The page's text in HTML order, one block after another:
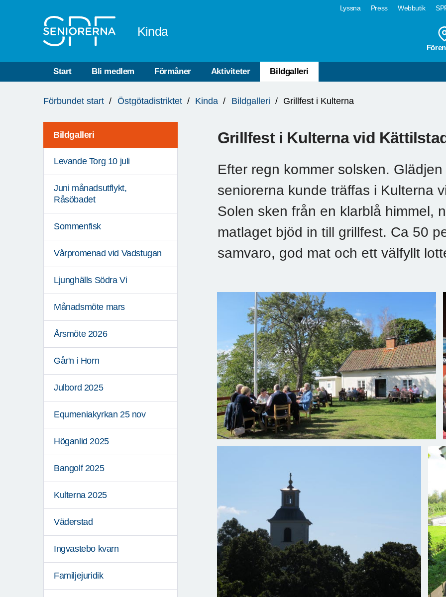
Lyssna Press Webbutik
Kinda
Start Bli medlem Förmåner Aktiviteter Bildgalleri
är
Förbundet start Östgötadistriktet Kinda Bildgalleri Grillfest i Kulterna
Bildgalleri
Levande Torg 10 juli
Juni månadsutflykt,
Råsöbadet
Sommenfisk
Vårpromenad vid Vadstugan
Ljunghälls Södra Vi
Månadsmöte mars
Årsmöte 2026
Går'n i Horn
Julbord 2025
Equmeniakyrkan 25 nov
Höganlid 2025
Bangolf 2025
Kulterna 2025
Väderstad
Ingvastebo kvarn
Familjejuridik
Grillfest i Kulterna vid
Efter regn kommer solsken.
seniorerna kunde träffas i Kulterna
Solen sken från en klarblå himmel,
matlaget bjöd in till grillfest. Ca 50
samvaro, god mat och ett välfyllt